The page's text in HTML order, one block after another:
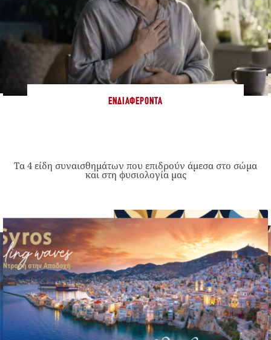
ΕΝΔΙΑΦΈΡΟΝΤΑ
Τα 4 είδη συναισθημάτων που επιδρούν άμεσα στο σώμα
και στη φυσιολογία μας